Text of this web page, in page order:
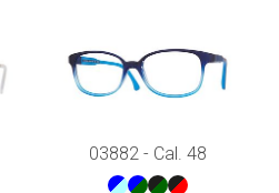
03882 - Cal. 48